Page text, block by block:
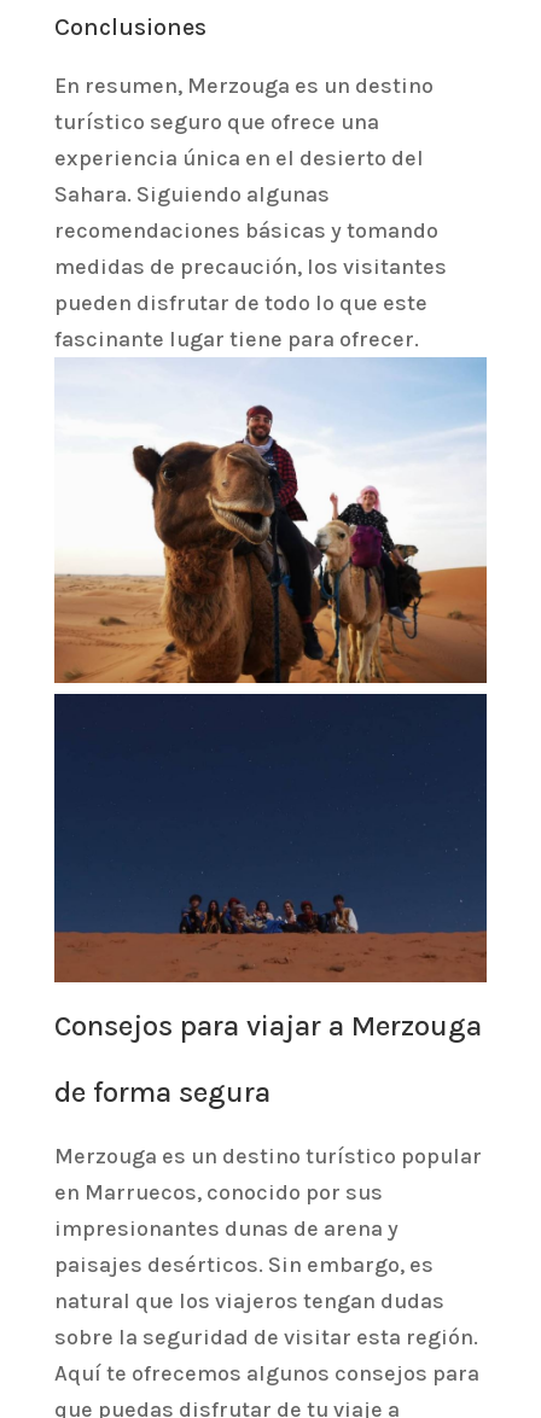
Conclusiones
En resumen, Merzouga es un destino
turístico seguro que ofrece una
experiencia única en el desierto del
Sahara. Siguiendo algunas
recomendaciones básicas y tomando
medidas de precaución, los visitantes
pueden disfrutar de todo lo que este
fascinante lugar tiene para ofrecer.
Consejos para viajar a Merzouga
de forma segura
Merzouga es un destino turístico popular
en Marruecos, conocido por sus
impresionantes dunas de arena y
paisajes desérticos. Sin embargo, es
natural que los viajeros tengan dudas
sobre la seguridad de visitar esta región.
Aquí te ofrecemos algunos consejos para
que puedas disfrutar de tu viaje a